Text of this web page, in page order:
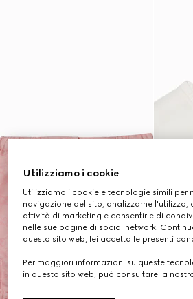
Utilizziamo i cookie
Utilizziamo i cookie e tecnologie simili per
navigazione del sito, analizzarne l'utilizzo,
attività di marketing e consentirle di
nelle sue pagine di social network.
questo sito web, lei accetta le presenti
Per maggiori informazioni su queste
in questo sito web, può consultare la